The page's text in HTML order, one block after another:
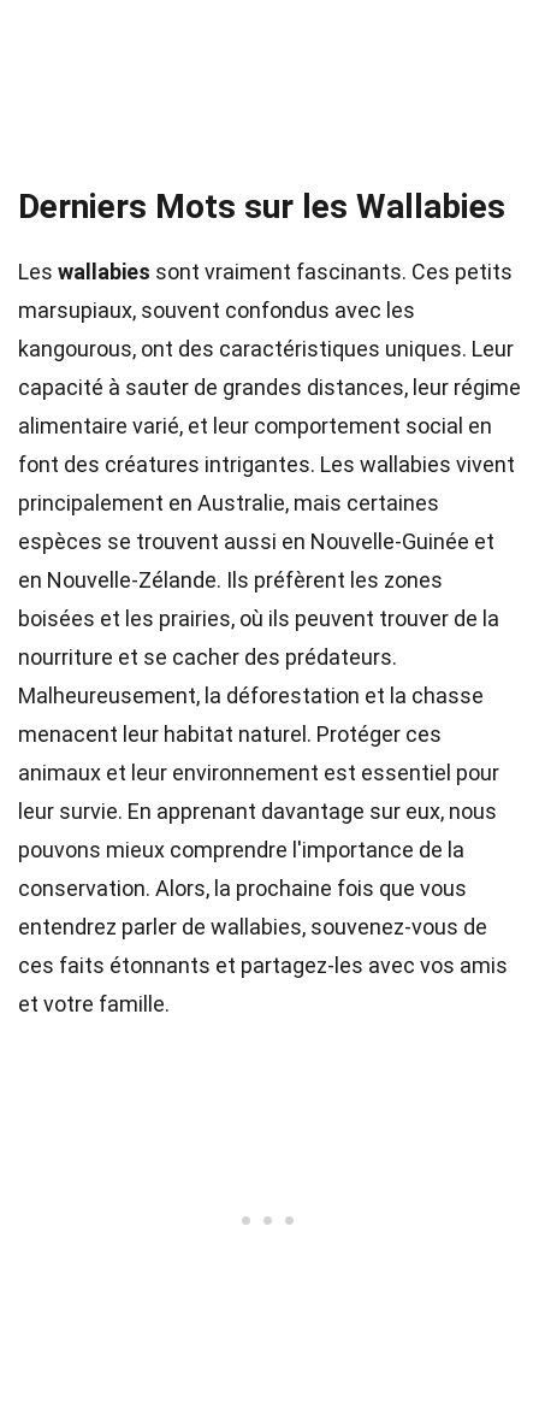
Derniers Mots sur les Wallabies
Les wallabies sont vraiment fascinants. Ces petits
marsupiaux, souvent confondus avec les
kangourous, ont des caractéristiques uniques. Leur
capacité à sauter de grandes distances, leur régime
alimentaire varié, et leur comportement social en
font des créatures intrigantes. Les wallabies vivent
principalement en Australie, mais certaines
espèces se trouvent aussi en Nouvelle-Guinée et
en Nouvelle-Zélande. Ils préfèrent les zones
boisées et les prairies, où ils peuvent trouver de la
nourriture et se cacher des prédateurs.
Malheureusement, la déforestation et la chasse
menacent leur habitat naturel. Protéger ces
animaux et leur environnement est essentiel pour
leur survie. En apprenant davantage sur eux, nous
pouvons mieux comprendre l'importance de la
conservation. Alors, la prochaine fois que vous
entendrez parler de wallabies, souvenez-vous de
ces faits étonnants et partagez-les avec vos amis
et votre famille.